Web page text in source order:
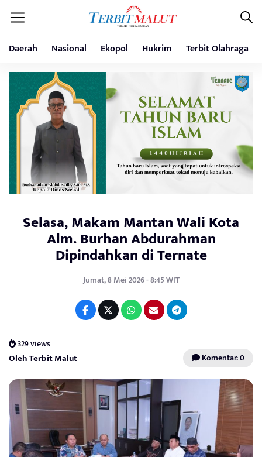
Daerah Nasional Ekopol Hukrim Terbit Olahraga
Selasa, Makam Mantan Wali Kota
Alm. Burhan Abdurahman
Dipindahkan di Ternate
Jumat, 8 Mei 2026 - 8:45 WIT
329 views
Oleh Terbit Malut Komentar: 0